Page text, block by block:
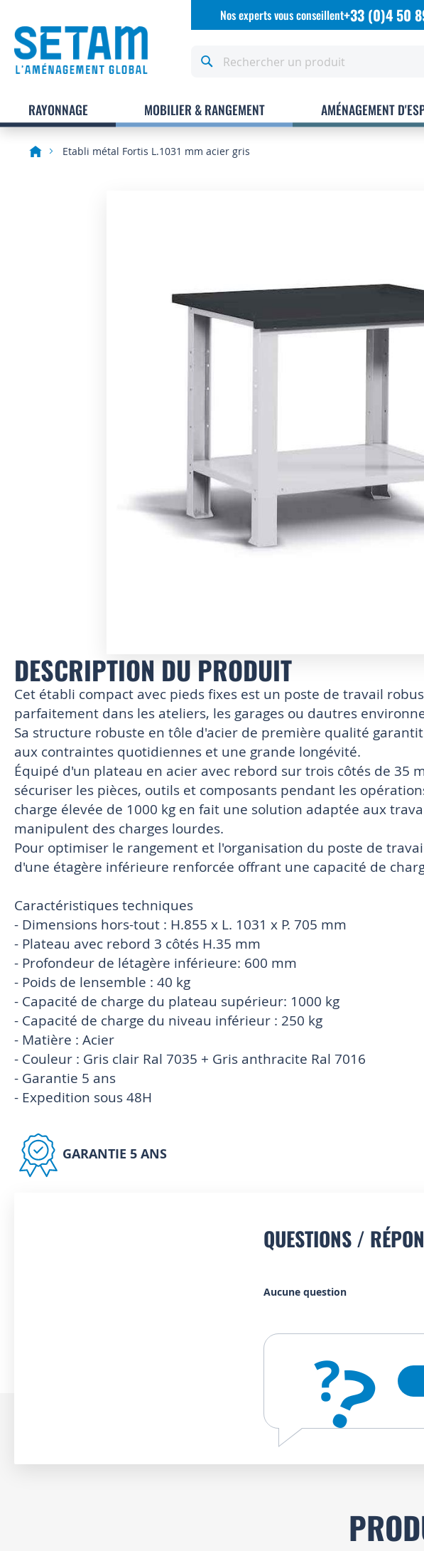
AllezNos experts vous conseillent+33 (0)4 50
RAYONNAGE MOBILIER & RANGEMENT AMÉNAGEMENT
Etabli métal Fortis L.1031 mm acier gris
Skip
the
beginning
of
the
gallery
DESCRIPTION DU PRODUIT
Cet établi compact avec pieds fixes est un poste de travail
parfaitement dans les ateliers, les garages ou dautres
Sa structure robuste en tôle d'acier de première qualité
aux contraintes quotidiennes et une grande longévité.
Équipé d'un plateau en acier avec rebord sur trois côtés de 35
sécuriser les pièces, outils et composants pendant les
charge élevée de 1000 kg en fait une solution adaptée aux
manipulent des charges lourdes.
Pour optimiser le rangement et l'organisation du poste de
d'une étagère inférieure renforcée offrant une capacité de
Caractéristiques techniques
- Dimensions hors-tout : H.855 x L. 1031 x P. 705 mm
- Plateau avec rebord 3 côtés H.35 mm
- Profondeur de létagère inférieure: 600 mm
- Poids de lensemble : 40 kg
- Capacité de charge du plateau supérieur: 1000 kg
- Capacité de charge du niveau inférieur : 250 kg
- Matière : Acier
- Couleur : Gris clair Ral 7035 + Gris anthracite Ral 7016
- Garantie 5 ans
- Expedition sous 48H
GARANTIE 5 ANS
QUESTIONS /
Aucune question
?
?